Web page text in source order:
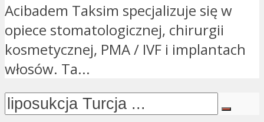
Acibadem Taksim specjalizuje się w
opiece stomatologicznej, chirurgii
kosmetycznej, PMA / IVF i implantach
włosów. Ta...